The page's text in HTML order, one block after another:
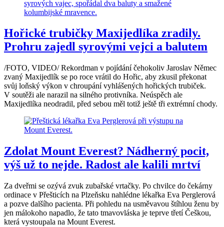
Hořické trubičky Maxijedlíka zradily.
Prohru zajedl syrovými vejci a balutem
/FOTO, VIDEO/ Rekordman v pojídání čehokoliv Jaroslav Němec
zvaný Maxijedlík se po roce vrátil do Hořic, aby zkusil překonat
svůj loňský výkon v chroupání vyhlášených hořických trubiček.
V soutěži ale narazil na silného protivníka. Neúspěch ale
Maxijedlíka neodradil, před sebou měl totiž ještě tři extrémní chody.
Zdolat Mount Everest? Nádherný pocit,
výš už to nejde. Radost ale kalili mrtví
Za dveřmi se ozývá zvuk zubařské vrtačky. Po chvilce do čekárny
ordinace v Přešticích na Plzeňsku nahlédne lékařka Eva Perglerová
a pozve dalšího pacienta. Při pohledu na usměvavou štíhlou ženu by
jen málokoho napadlo, že tato tmavovláska je teprve třetí Češkou,
která vystoupala na Mount Everest.